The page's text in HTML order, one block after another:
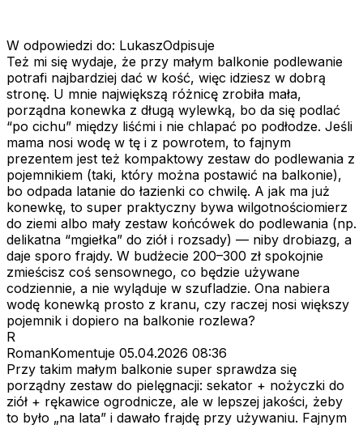
W odpowiedzi do: LukaszOdpisuje
Też mi się wydaje, że przy małym balkonie podlewanie
potrafi najbardziej dać w kość, więc idziesz w dobrą
stronę. U mnie największą różnicę zrobiła mała,
porządna konewka z długą wylewką, bo da się podlać
“po cichu” między liśćmi i nie chlapać po podłodze. Jeśli
mama nosi wodę w tę i z powrotem, to fajnym
prezentem jest też kompaktowy zestaw do podlewania z
pojemnikiem (taki, który można postawić na balkonie),
bo odpada latanie do łazienki co chwilę. A jak ma już
konewkę, to super praktyczny bywa wilgotnościomierz
do ziemi albo mały zestaw końcówek do podlewania (np.
delikatna “mgiełka” do ziół i rozsady) — niby drobiazg, a
daje sporo frajdy. W budżecie 200–300 zł spokojnie
zmieścisz coś sensownego, co będzie używane
codziennie, a nie wyląduje w szufladzie. Ona nabiera
wodę konewką prosto z kranu, czy raczej nosi większy
pojemnik i dopiero na balkonie rozlewa?
R
RomanKomentuje 05.04.2026 08:36
Przy takim małym balkonie super sprawdza się
porządny zestaw do pielęgnacji: sekator + nożyczki do
ziół + rękawice ogrodnicze, ale w lepszej jakości, żeby
to było „na lata” i dawało frajdę przy używaniu. Fajnym